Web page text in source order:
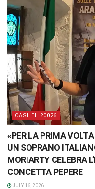
CASHEL 20026
«PER LA PRIMA
UN SOPRANO
MORIARTY CELEBRA
CONCETTA PEPERE
JULY 16, 2026